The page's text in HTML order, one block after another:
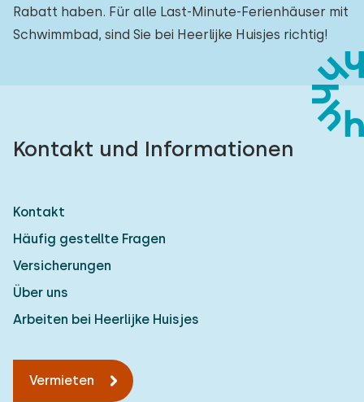
Rabatt haben. Für alle Last-Minute-Ferienhäuser mit
Schwimmbad, sind Sie bei Heerlijke Huisjes richtig!
Kontakt und Informationen
Kontakt
Häufig gestellte Fragen
Versicherungen
Über uns
Arbeiten bei Heerlijke Huisjes
Vermieten